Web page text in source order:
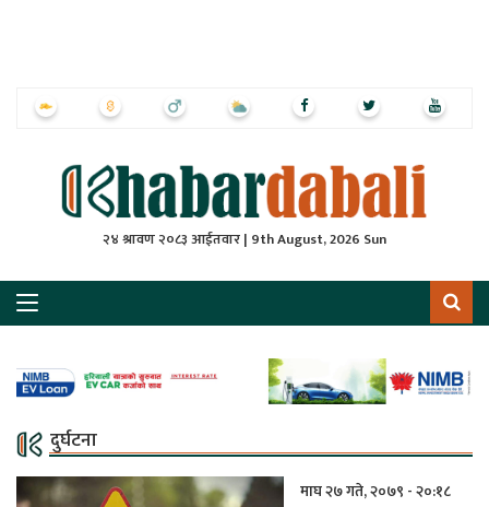
२४ श्रावण २०८३ आईतवार | 9th August, 2026 Sun
दुर्घटना
माघ २७ गते, २०७९ - २०:१८